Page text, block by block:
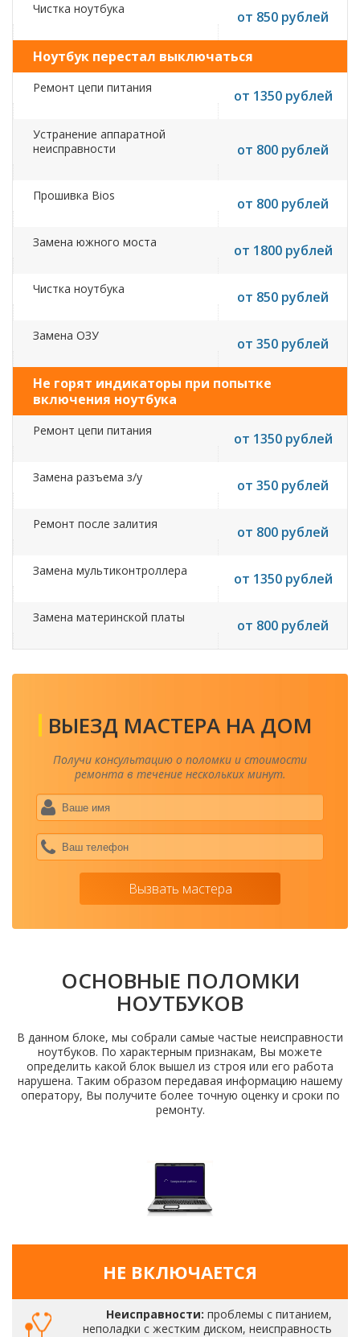
Чистка ноутбука от 850 рублей
Ноутбук перестал выключаться
Ремонт цепи питания от 1350 рублей
Устранение аппаратной
неисправности
от 800 рублей
Прошивка Bios от 800 рублей
Замена южного моста от 1800 рублей
Чистка ноутбука от 850 рублей
Замена ОЗУ от 350 рублей
Не горят индикаторы при попытке
включения ноутбука
Ремонт цепи питания от 1350 рублей
Замена разъема з/у от 350 рублей
Ремонт после залития от 800 рублей
Замена мультиконтроллера от 1350 рублей
Замена материнской платы от 800 рублей
ВЫЕЗД МАСТЕРА НА ДОМ
Получи консультацию о поломки и стоимости
ремонта в течение нескольких минут.
Вызвать мастера
ОСНОВНЫЕ ПОЛОМКИ
НОУТБУКОВ
В данном блоке, мы собрали самые частые неисправности
ноутбуков. По характерным признакам, Вы можете
определить какой блок вышел из строя или его работа
нарушена. Таким образом передавая информацию нашему
оператору, Вы получите более точную оценку и сроки по
ремонту.
НЕ ВКЛЮЧАЕТСЯ
Неисправности: проблемы с питанием,
неполадки с жестким диском, неисправность